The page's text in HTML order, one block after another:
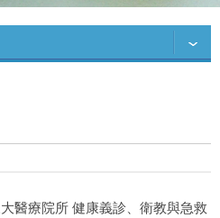
醫療院所 健康義診、衛教與急救